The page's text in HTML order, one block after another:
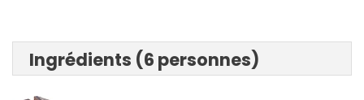
Ingrédients (6 personnes)